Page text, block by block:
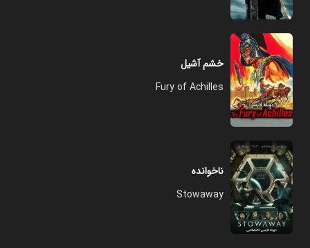
خشم آشیل
Fury of Achilles
ناخوانده
Stowaway